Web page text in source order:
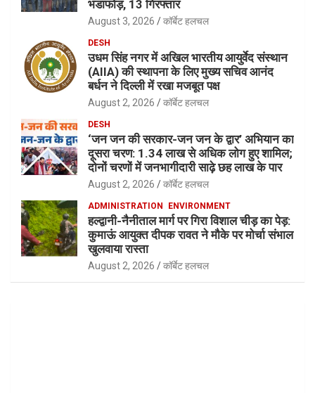
भंडाफोड़, 13 गिरफ्तार
August 3, 2026 कॉर्बेट हलचल
DESH
उधम सिंह नगर में अखिल भारतीय आयुर्वेद संस्थान
(AIIA) की स्थापना के लिए मुख्य सचिव आनंद
बर्धन ने दिल्ली में रखा मजबूत पक्ष
August 2, 2026 कॉर्बेट हलचल
DESH
‘जन जन की सरकार-जन जन के द्वार’ अभियान का
दूसरा चरण: 1.34 लाख से अधिक लोग हुए शामिल;
दोनों चरणों में जनभागीदारी साढ़े छह लाख के पार
August 2, 2026 कॉर्बेट हलचल
ADMINISTRATION ENVIRONMENT
हल्द्वानी-नैनीताल मार्ग पर गिरा विशाल चीड़ का पेड़:
कुमाऊं आयुक्त दीपक रावत ने मौके पर मोर्चा संभाल
खुलवाया रास्ता
August 2, 2026 कॉर्बेट हलचल